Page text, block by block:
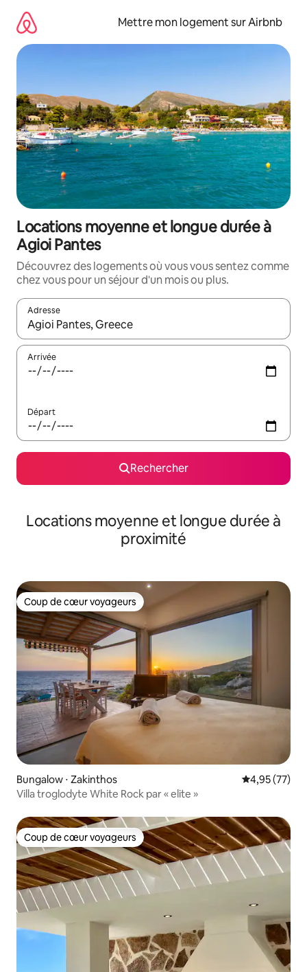
directement
contenu
Mettre mon logement sur Airbnb
Locations moyenne et longue durée à
Agioi Pantes
Découvrez des logements où vous vous sentez comme
chez vous pour un séjour d'un mois ou plus.
Adresse
Lorsque les résultats s'affichent, utilisez les flèches vers le
Arrivée
Départ
Rechercher
Locations moyenne et longue durée à
proximité
Coup de cœur voyageurs
Coup de cœur voyageurs
Bungalow ⋅ Zakinthos Évaluation
4,95 (77)
Villa troglodyte White Rock par « elite »
Coup de cœur voyageurs
Coup de cœur voyageurs